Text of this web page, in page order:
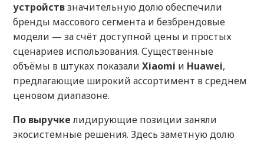
устройствзначительную долю обеспечили
бренды массового сегмента и безбрендовые
модели — за счёт доступной цены и простых
сценариев использования. Существенные
объёмы в штуках показали Xiaomi и Huawei,
предлагающие широкий ассортимент в среднем
ценовом диапазоне.
По выручкелидирующие позиции заняли
экосистемные решения. Здесь заметную долю